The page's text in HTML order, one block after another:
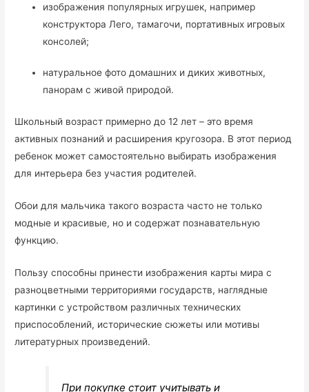
изображения популярных игрушек, например
конструктора Лего, тамагочи, портативных игровых
консолей;
натуральное фото домашних и диких животных,
панорам с живой природой.
Школьный возраст примерно до 12 лет – это время
активных познаний и расширения кругозора. В этот период
ребенок может самостоятельно выбирать изображения
для интерьера без участия родителей.
Обои для мальчика такого возраста часто не только
модные и красивые, но и содержат познавательную
функцию.
Пользу способны принести изображения карты мира с
разноцветными территориями государств, наглядные
картинки с устройством различных технических
приспособлений, исторические сюжеты или мотивы
литературных произведений.
При покупке стоит учитывать и